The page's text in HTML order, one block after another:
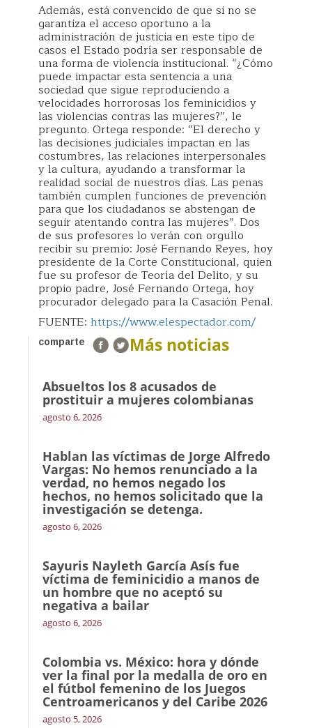
Además, está convencido de que si no se
garantiza el acceso oportuno a la
administración de justicia en este tipo de
casos el Estado podría ser responsable de
una forma de violencia institucional. “¿Cómo
puede impactar esta sentencia a una
sociedad que sigue reproduciendo a
velocidades horrorosas los feminicidios y
las violencias contras las mujeres?”, le
pregunto. Ortega responde: “El derecho y
las decisiones judiciales impactan en las
costumbres, las relaciones interpersonales
y la cultura, ayudando a transformar la
realidad social de nuestros días. Las penas
también cumplen funciones de prevención
para que los ciudadanos se abstengan de
seguir atentando contra las mujeres”. Dos
de sus profesores lo verán con orgullo
recibir su premio: José Fernando Reyes, hoy
presidente de la Corte Constitucional, quien
fue su profesor de Teoría del Delito, y su
propio padre, José Fernando Ortega, hoy
procurador delegado para la Casación Penal.
FUENTE: https://www.elespectador.com/
comparte Más noticias
Absueltos los 8 acusados de
prostituir a mujeres colombianas
agosto 6, 2026
Hablan las víctimas de Jorge Alfredo
Vargas: No hemos renunciado a la
verdad, no hemos negado los
hechos, no hemos solicitado que la
investigación se detenga.
agosto 6, 2026
Sayuris Nayleth García Asís fue
víctima de feminicidio a manos de
un hombre que no aceptó su
negativa a bailar
agosto 6, 2026
Colombia vs. México: hora y dónde
ver la final por la medalla de oro en
el fútbol femenino de los Juegos
Centroamericanos y del Caribe 2026
agosto 5, 2026